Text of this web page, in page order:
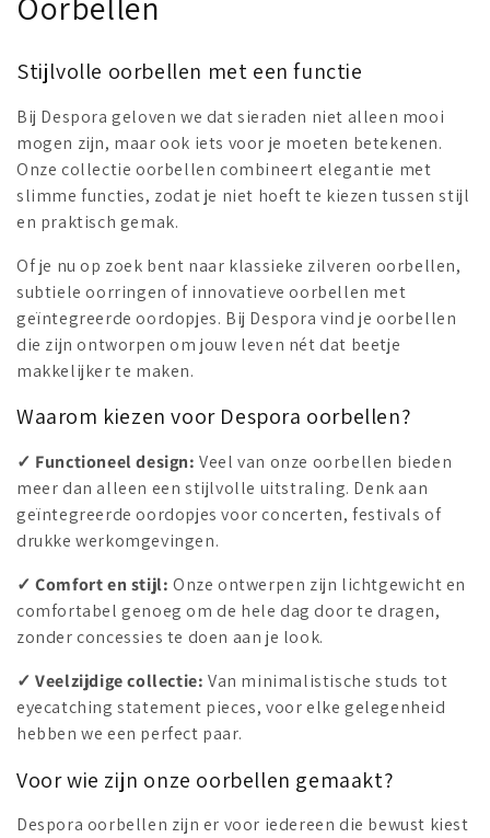
l
l
e
c
t
i
o
n
:
Stijlvolle oorbellen met een functie
Bij Despora geloven we dat sieraden niet alleen mooi
mogen zijn, maar ook iets voor je moeten betekenen.
Onze collectie oorbellen combineert elegantie met
slimme functies, zodat je niet hoeft te kiezen tussen stijl
en praktisch gemak.
Of je nu op zoek bent naar klassieke zilveren oorbellen,
subtiele oorringen of innovatieve oorbellen met
geïntegreerde oordopjes. Bij Despora vind je oorbellen
die zijn ontworpen om jouw leven nét dat beetje
makkelijker te maken.
Waarom kiezen voor Despora oorbellen?
✓ Functioneel design: Veel van onze oorbellen bieden
meer dan alleen een stijlvolle uitstraling. Denk aan
geïntegreerde oordopjes voor concerten, festivals of
drukke werkomgevingen.
✓Comfort en stijl: Onze ontwerpen zijn lichtgewicht en
comfortabel genoeg om de hele dag door te dragen,
zonder concessies te doen aan je look.
✓Veelzijdige collectie: Van minimalistische studs tot
eyecatching statement pieces, voor elke gelegenheid
hebben we een perfect paar.
Voor wie zijn onze oorbellen gemaakt?
Despora oorbellen zijn er voor iedereen die bewust kiest